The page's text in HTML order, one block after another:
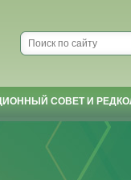
СОВЕТ И